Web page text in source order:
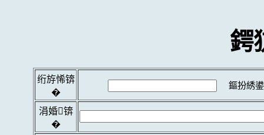
鍔
绗斿悕锛
�
鏂扮綉
涓婚锛
�